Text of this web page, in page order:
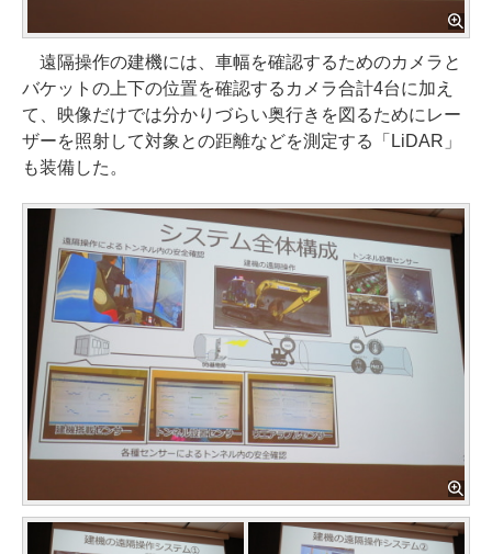
遠隔操作の建機には、車幅を確認するためのカメラと
バケットの上下の位置を確認するカメラ合計4台に加え
て、映像だけでは分かりづらい奥行きを図るためにレー
ザーを照射して対象との距離などを測定する「LiDAR」
も装備した。